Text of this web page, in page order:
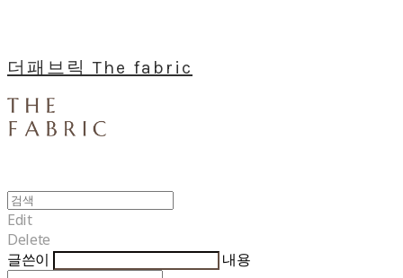
더패브릭 The fabric
Edit
Delete
글쓴이
내용